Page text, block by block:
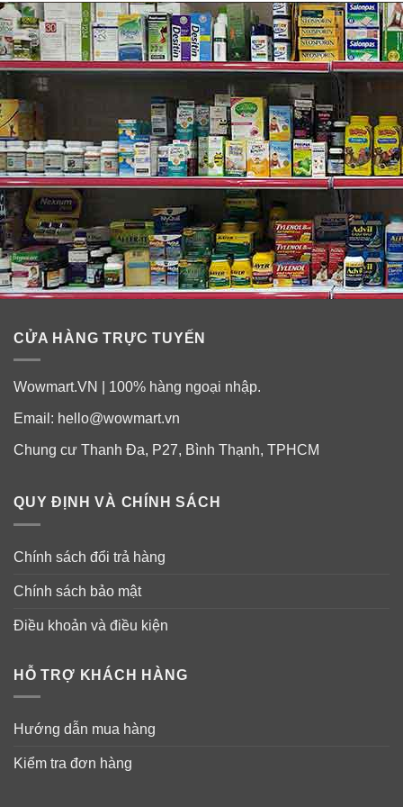
CỬA HÀNG TRỰC TUYẾN
Wowmart.VN | 100% hàng ngoại nhập.
Email: hello@wowmart.vn
Chung cư Thanh Đa, P27, Bình Thạnh, TPHCM
QUY ĐỊNH VÀ CHÍNH SÁCH
Chính sách đổi trả hàng
Chính sách bảo mật
Điều khoản và điều kiện
HỖ TRỢ KHÁCH HÀNG
Hướng dẫn mua hàng
Kiểm tra đơn hàng